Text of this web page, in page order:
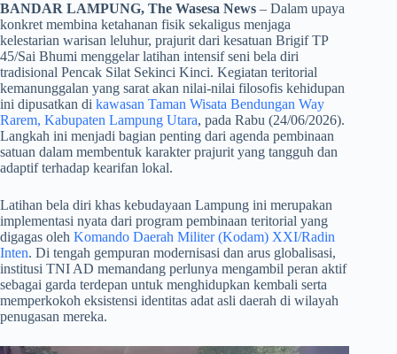
BANDAR LAMPUNG, The Wasesa News – Dalam upaya
konkret membina ketahanan fisik sekaligus menjaga
kelestarian warisan leluhur, prajurit dari kesatuan Brigif TP
45/Sai Bhumi menggelar latihan intensif seni bela diri
tradisional Pencak Silat Sekinci Kinci. Kegiatan teritorial
kemanunggalan yang sarat akan nilai-nilai filosofis kehidupan
ini dipusatkan di kawasan Taman Wisata Bendungan Way
Rarem, Kabupaten Lampung Utara, pada Rabu (24/06/2026).
Langkah ini menjadi bagian penting dari agenda pembinaan
satuan dalam membentuk karakter prajurit yang tangguh dan
adaptif terhadap kearifan lokal.
​Latihan bela diri khas kebudayaan Lampung ini merupakan
implementasi nyata dari program pembinaan teritorial yang
digagas oleh Komando Daerah Militer (Kodam) XXI/Radin
Inten. Di tengah gempuran modernisasi dan arus globalisasi,
institusi TNI AD memandang perlunya mengambil peran aktif
sebagai garda terdepan untuk menghidupkan kembali serta
memperkokoh eksistensi identitas adat asli daerah di wilayah
penugasan mereka.